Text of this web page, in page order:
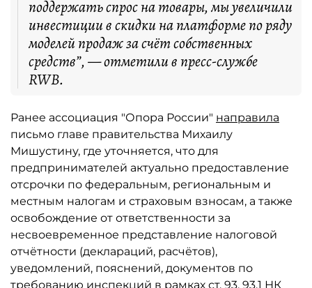
поддержать спрос на товары, мы увеличили
инвестиции в скидки на платформе по ряду
моделей продаж за счёт собственных
средств”, — отметили в пресс-службе
RWB.
Ранее ассоциация "Опора России" направила
письмо главе правительства Михаилу
Мишустину, где уточняется, что для
предпринимателей актуально предоставление
отсрочки по федеральным, региональным и
местным налогам и страховым взносам, а также
освобождение от ответственности за
несвоевременное представление налоговой
отчётности (деклараций, расчётов),
уведомлений, пояснений, документов по
требованию инспекций в рамках ст. 93, 93.1 НК